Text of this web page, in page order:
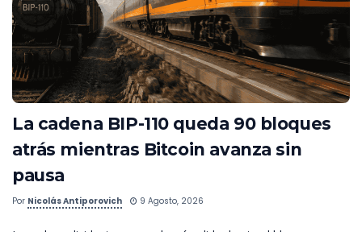
La cadena BIP-110 queda 90 bloques
atrás mientras Bitcoin avanza sin
pausa
Por Nicolás Antiporovich 9 Agosto, 2026